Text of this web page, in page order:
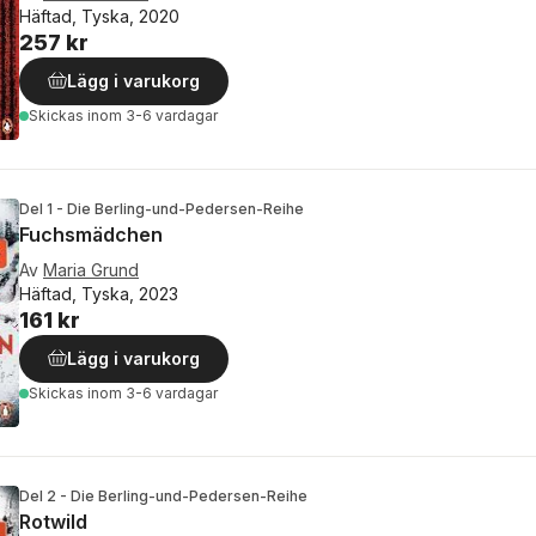
Häftad, Tyska, 2020
257 kr
Lägg i varukorg
Skickas inom 3-6 vardagar
Del 1 - Die Berling-und-Pedersen-Reihe
Fuchsmädchen
Av Maria Grund
Häftad, Tyska, 2023
161 kr
Lägg i varukorg
Skickas inom 3-6 vardagar
Del 2 - Die Berling-und-Pedersen-Reihe
Rotwild